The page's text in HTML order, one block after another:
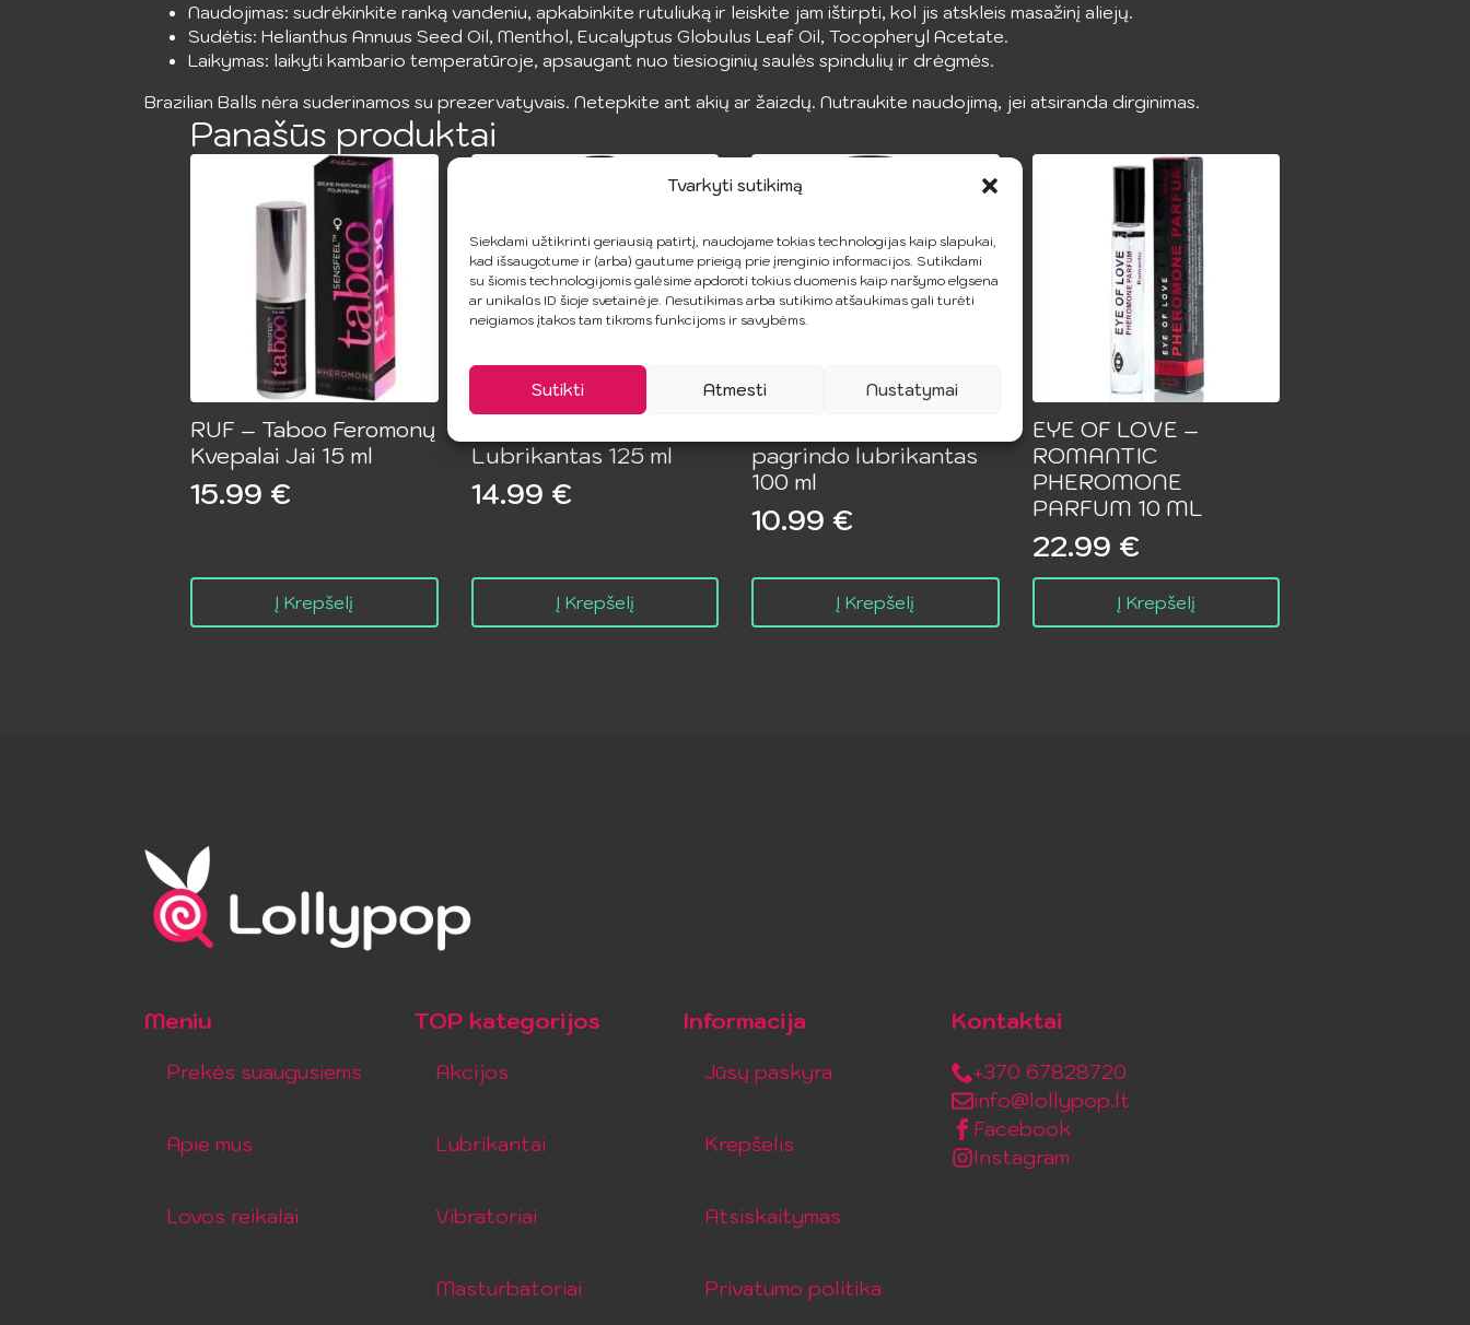
Tvarkyti sutikimą
Siekdami užtikrinti geriausią patirtį, naudojame tokias technologijas kaip slapukai,
kad išsaugotume ir (arba) gautume prieigą prie įrenginio informacijos. Sutikdami
su šiomis technologijomis galėsime apdoroti tokius duomenis kaip naršymo elgsena
ar unikalūs ID šioje svetainėje. Nesutikimas arba sutikimo atšaukimas gali turėti
neigiamos įtakos tam tikroms funkcijoms ir savybėms.
Sutikti Atmesti Nustatymai
Naudojimas: sudrėkinkite ranką vandeniu, apkabinkite rutuliuką ir leiskite jam ištirpti, kol jis atskleis masažinį aliejų.
Sudėtis: Helianthus Annuus Seed Oil, Menthol, Eucalyptus Globulus Leaf Oil, Tocopheryl Acetate.
Laikymas: laikyti kambario temperatūroje, apsaugant nuo tiesioginių saulės spindulių ir drėgmės.
Brazilian Balls nėra suderinamos su prezervatyvais. Netepkite ant akių ar žaizdų. Nutraukite naudojimą, jei atsiranda dirginimas.
Panašūs produktai
RUF – Taboo Feromonų
Kvepalai Jai 15 ml
15.99 €
Į Krepšelį
Lubrikantas 125 ml
14.99 €
Į Krepšelį
pagrindo lubrikantas
100 ml
10.99 €
Į Krepšelį
EYE OF LOVE –
ROMANTIC
PHEROMONE
PARFUM 10 ML
22.99 €
Į Krepšelį
Meniu
Prekės suaugusiems
Apie mus
Lovos reikalai
TOP kategorijos
Akcijos
Lubrikantai
Vibratoriai
Masturbatoriai
Informacija
Jūsų paskyra
Krepšelis
Atsiskaitymas
Privatumo politika
Kontaktai
+370 67828720
info@lollypop.lt
Facebook
Instagram